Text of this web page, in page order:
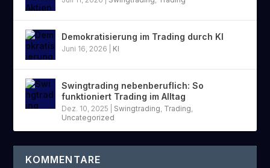
Demokratisierung im Trading durch KI
Juni 16, 2026 KI
Swingtrading nebenberuflich: So
funktioniert Trading im Alltag
Dez. 10, 2025 Swingtrading Trading
Uncategorized
KOMMENTARE